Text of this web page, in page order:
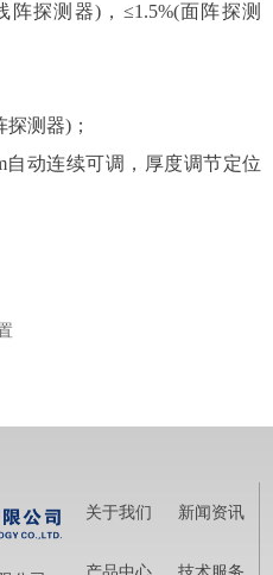
阵探测器)，≤1.5%(面阵探测
测器)；
自动连续可调，厚度调节定位
关于我们 新闻资讯